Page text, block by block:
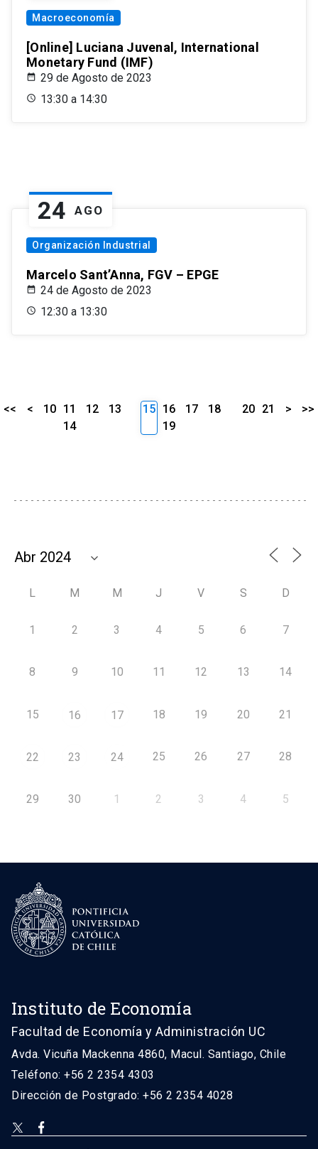
Macroeconomía
[Online] Luciana Juvenal, International
Monetary Fund (IMF)
29 de Agosto de 2023
13:30 a 14:30
24 AGO
Organización Industrial
Marcelo Sant’Anna, FGV – EPGE
24 de Agosto de 2023
12:30 a 13:30
<< < 10 11 12
13
14
15 16 17
18
19
20 21 > >>
L M M J V S D
1 2 3 4 5 6 7
8 9 10 11 12 13 14
15 16 17 18 19 20 21
22 23 24 25 26 27 28
29 30 1 2 3 4 5
Instituto de Economía
Facultad de Economía y Administración UC
Avda. Vicuña Mackenna 4860, Macul. Santiago, Chile
Teléfono: +56 2 2354 4303
Dirección de Postgrado: +56 2 2354 4028